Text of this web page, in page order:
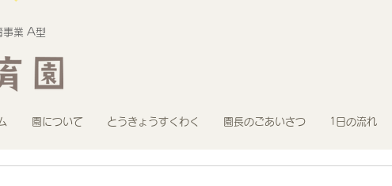
事業 A型
園について とうきょうすくわく 園長のごあいさつ 1日の流れ